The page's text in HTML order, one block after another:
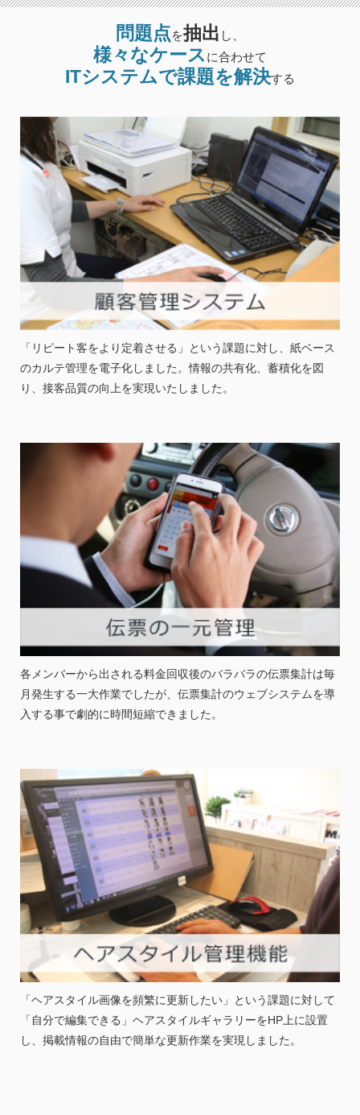
問題点を抽出 し、
様々なケース に合わせて
ITシステムで課題を解決する
「リピート客をより定着させる」という課題に対し、紙ベース
のカルテ管理を電子化しました。情報の共有化、蓄積化を図
り、接客品質の向上を実現いたしました。
各メンバーから出される料金回収後のバラバラの伝票集計は毎
月発生する一大作業でしたが、伝票集計のウェブシステムを導
入する事で劇的に時間短縮できました。
「ヘアスタイル画像を頻繁に更新したい」という課題に対して
「自分で編集できる」ヘアスタイルギャラリーをHP上に設置
し、掲載情報の自由で簡単な更新作業を実現しました。